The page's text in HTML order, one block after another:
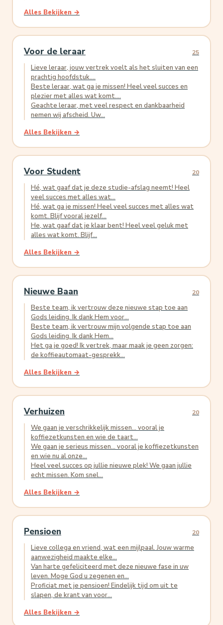
Alles Bekijken →
Voor de leraar 25
Lieve leraar, jouw vertrek voelt als het sluiten van een
prachtig hoofdstuk....
Beste leraar, wat ga je missen! Heel veel succes en
plezier met alles wat komt....
Geachte leraar, met veel respect en dankbaarheid
nemen wij afscheid. Uw...
Alles Bekijken →
Voor Student 20
Hé, wat gaaf dat je deze studie-afslag neemt! Heel
veel succes met alles wat...
Hé, wat ga je missen! Heel veel succes met alles wat
komt. Blijf vooral jezelf...
He, wat gaaf dat je klaar bent! Heel veel geluk met
alles wat komt. Blijf...
Alles Bekijken →
Nieuwe Baan 20
Beste team, ik vertrouw deze nieuwe stap toe aan
Gods leiding. Ik dank Hem voor...
Beste team, ik vertrouw mijn volgende stap toe aan
Gods leiding. Ik dank Hem...
Het ga je goed! Ik vertrek, maar maak je geen zorgen:
de koffieautomaat-gesprekk...
Alles Bekijken →
Verhuizen 20
We gaan je verschrikkelijk missen... vooral je
koffiezetkunsten en wie de taart...
We gaan je serieus missen... vooral je koffiezetkunsten
en wie nu al onze...
Heel veel succes op jullie nieuwe plek! We gaan jullie
echt missen. Kom snel...
Alles Bekijken →
Pensioen 20
Lieve collega en vriend, wat een mijlpaal. Jouw warme
aanwezigheid maakte elke...
Van harte gefeliciteerd met deze nieuwe fase in uw
leven. Moge God u zegenen en...
Proficiat met je pensioen! Eindelijk tijd om uit te
slapen, de krant van voor...
Alles Bekijken →